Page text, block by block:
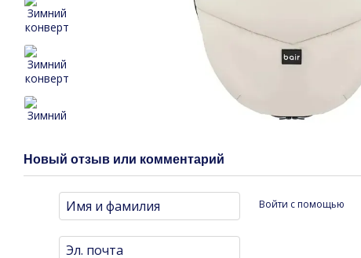
Новый отзыв или комментарий
Войти с помощью